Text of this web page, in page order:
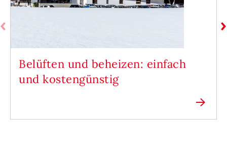
Belüften und beheizen: einfach
und kostengünstig